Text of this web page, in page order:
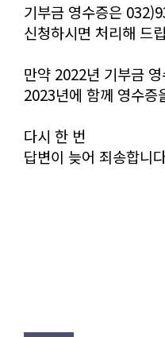
기부금 영수증은
신청하시면 처리해 드
만약 2022년 기부금
2023년에 함께 영수증
다시 한 번
답변이 늦어 죄송합니